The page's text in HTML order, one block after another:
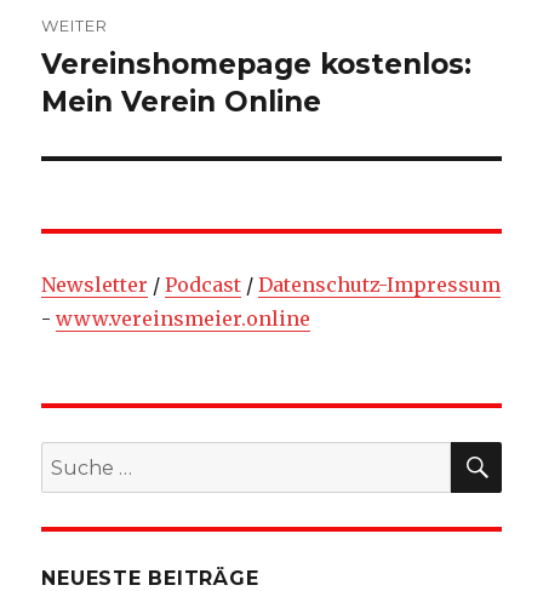
WEITER
Nächster
Beitrag:
Vereinshomepage kostenlos:
Mein Verein Online
Newsletter /Podcast /Datenschutz-Impressum
-www.vereinsmeier.online
Suche
nach:
NEUESTE BEITRÄGE